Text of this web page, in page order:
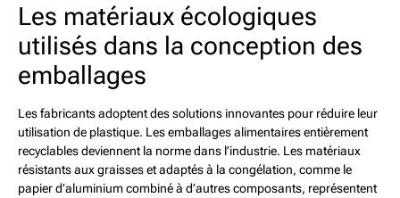
Les matériaux écologiques
utilisés dans la conception des
emballages
Les fabricants adoptent des solutions innovantes pour réduire leur
utilisation de plastique. Les emballages alimentaires entièrement
recyclables deviennent la norme dans l’industrie. Les matériaux
résistants aux graisses et adaptés à la congélation, comme le
papier d’aluminium combiné à d’autres composants, représentent